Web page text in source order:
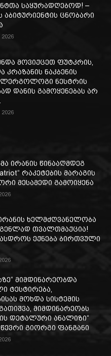
საყურადღებოდ! –
აბიტურიენტის ცნობარი
მოვიქცეთ ფუტკრის,
კრაზანის ნაკბენის
ნესტრის
დანის გამოყენებას არ
ირანის წინააღმდეგ
რაკეტების მარაგის
მესამედი გამოიყენა
ხელმძღვანელობა
თვალთმაქცია!
ექნება ბირთვული
მიმდინარეობდა
ტესტირება,
მოხდა სისტემის
მიმდინარეობს
დეტალური ანალიზი“
წევრი გიორგი ფანგანი